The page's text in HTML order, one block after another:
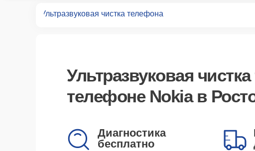
Ультразвуковая чистка телефона
Ультразвуковая
телефоне Nokia в
Диагностика
бесплатно